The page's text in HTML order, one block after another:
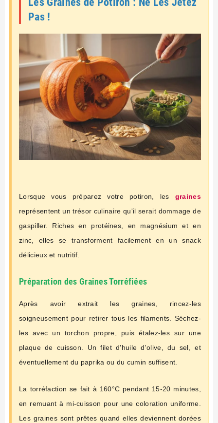
Pas !
Lorsque vous préparez votre potiron, les graines
représentent un trésor culinaire qu'il serait dommage de
gaspiller. Riches en protéines, en magnésium et en
zinc, elles se transforment facilement en un snack
délicieux et nutritif.
Préparation des Graines Torréfiées
Après avoir extrait les graines, rincez-les
soigneusement pour retirer tous les filaments. Séchez-
les avec un torchon propre, puis étalez-les sur une
plaque de cuisson. Un filet d'huile d'olive, du sel, et
éventuellement du paprika ou du cumin suffisent.
La torréfaction se fait à 160°C pendant 15-20 minutes,
en remuant à mi-cuisson pour une coloration uniforme.
Les graines sont prêtes quand elles deviennent dorées